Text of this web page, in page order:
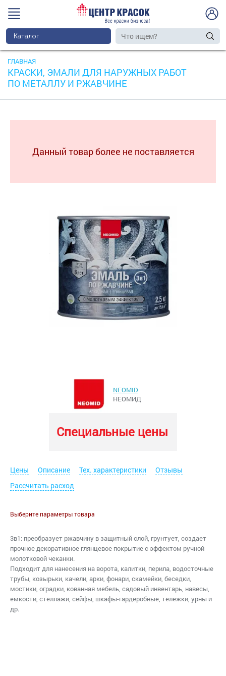
Каталог
ГЛАВНАЯ
КРАСКИ, ЭМАЛИ ДЛЯ НАРУЖНЫХ РАБОТ
ПО МЕТАЛЛУ И РЖАВЧИНЕ
Данный товар более не поставляется
NEOMID
НЕОМИД
Специальные цены
Цены Описание Тех. характеристики
Отзывы
Рассчитать расход
Выберите параметры товара
3в1: преобразует ржавчину в защитный слой, грунтует, создает
прочное декоративное глянцевое покрытие c эффектом ручной
молотковой чеканки.
Подходит для нанесения на ворота, калитки, перила, водосточные
трубы, козырьки, качели, арки, фонари, скамейки, беседки,
мостики, оградки, кованная мебель, садовый инвентарь, навесы,
емкости, стеллажи, сейфы, шкафы-гардеробные, тележки, урны и
др.